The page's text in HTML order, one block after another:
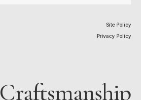
Site Policy
Privacy Policy
Craftsmanship